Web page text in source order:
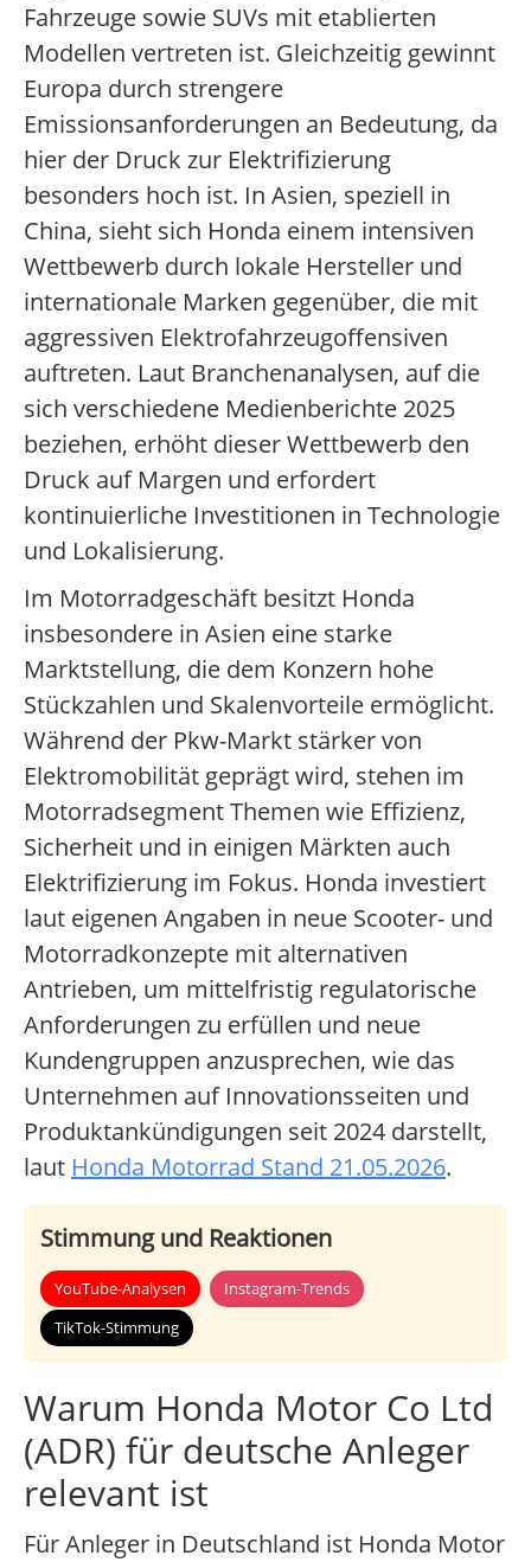
Fahrzeuge sowie SUVs mit etablierten
Modellen vertreten ist. Gleichzeitig gewinnt
Europa durch strengere
Emissionsanforderungen an Bedeutung, da
hier der Druck zur Elektrifizierung
besonders hoch ist. In Asien, speziell in
China, sieht sich Honda einem intensiven
Wettbewerb durch lokale Hersteller und
internationale Marken gegenüber, die mit
aggressiven Elektrofahrzeugoffensiven
auftreten. Laut Branchenanalysen, auf die
sich verschiedene Medienberichte 2025
beziehen, erhöht dieser Wettbewerb den
Druck auf Margen und erfordert
kontinuierliche Investitionen in Technologie
und Lokalisierung.
Im Motorradgeschäft besitzt Honda
insbesondere in Asien eine starke
Marktstellung, die dem Konzern hohe
Stückzahlen und Skalenvorteile ermöglicht.
Während der Pkw-Markt stärker von
Elektromobilität geprägt wird, stehen im
Motorradsegment Themen wie Effizienz,
Sicherheit und in einigen Märkten auch
Elektrifizierung im Fokus. Honda investiert
laut eigenen Angaben in neue Scooter- und
Motorradkonzepte mit alternativen
Antrieben, um mittelfristig regulatorische
Anforderungen zu erfüllen und neue
Kundengruppen anzusprechen, wie das
Unternehmen auf Innovationsseiten und
Produktankündigungen seit 2024 darstellt,
laut Honda Motorrad Stand 21.05.2026.
Stimmung und Reaktionen
YouTube-Analysen
Instagram-Trends
TikTok-Stimmung
Warum Honda Motor Co Ltd
(ADR) für deutsche Anleger
relevant ist
Für Anleger in Deutschland ist Honda Motor